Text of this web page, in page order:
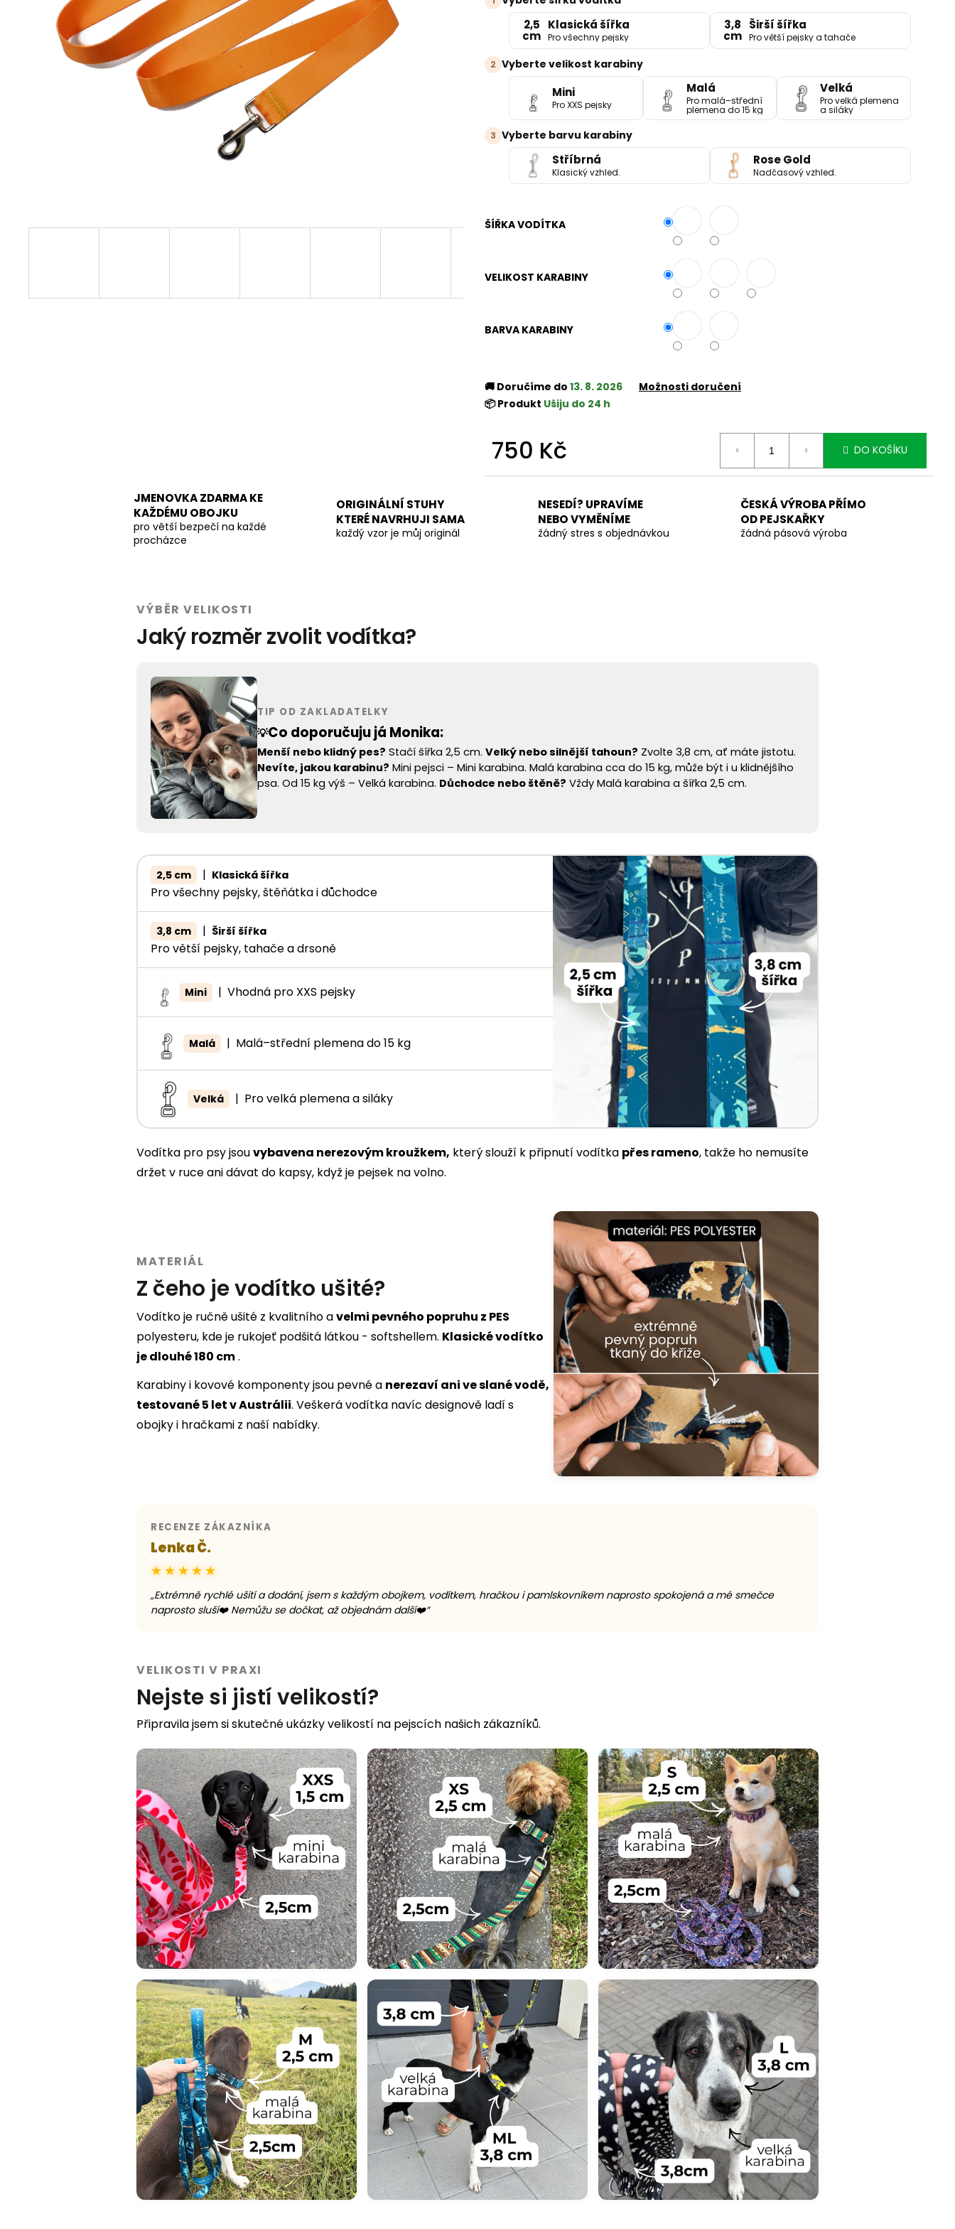
2,5
cm
Klasická šířka
Pro všechny pejsky
3,8
cm
Širší šířka
Pro větší pejsky a tahače
2 Vyberte velikost karabiny
Mini
Pro XXS pejsky
Malá
Pro malá–střední
plemena do 15 kg
Velká
Pro velká plemena
a siláky
3 Vyberte barvu karabiny
Stříbrná
Klasický vzhled.
Rose Gold
Nadčasový vzhled.
ŠÍŘKA VODÍTKA
VELIKOST KARABINY
BARVA KARABINY
🚚 Doručíme do 13. 8. 2026
Možnosti doručení
📦 Produkt Ušiju do 24 h
750 Kč
cena:
DO KOŠÍKU
JMENOVKA ZDARMA KE
KAŽDÉMU OBOJKU
pro větší bezpečí na každé
procházce
ORIGINÁLNÍ STUHY
KTERÉ NAVRHUJI SAMA
každý vzor je můj originál
NESEDÍ? UPRAVÍME
NEBO VYMĚNÍME
žádný stres s objednávkou
ČESKÁ VÝROBA PŘÍMO
OD PEJSKAŘKY
žádná pásová výroba
VÝBĚR VELIKOSTI
Jaký rozměr zvolit vodítka?
TIP OD ZAKLADATELKY
💡Co doporučuju já Monika:
Menší nebo klidný pes? Stačí šířka 2,5 cm. Velký nebo silnější tahoun? Zvolte 3,8 cm, ať máte jistotu.
Nevíte, jakou karabinu? Mini pejsci – Mini karabina. Malá karabina cca do 15 kg, může být i u klidnějšího
psa. Od 15 kg výš – Velká karabina. Důchodce nebo štěně? Vždy Malá karabina a šířka 2,5 cm.
2,5 cm | Klasická šířka
Pro všechny pejsky, štěňátka i důchodce
3,8 cm | Širší šířka
Pro větší pejsky, tahače a drsoně
Mini | Vhodná pro XXS pejsky
Malá | Malá–střední plemena do 15 kg
Velká | Pro velká plemena a siláky
Vodítka pro psy jsouvybavena nerezovým kroužkem, který slouží k připnutí vodítka přes rameno, takže ho nemusíte
držet v ruce ani dávat do kapsy, když je pejsek na volno.
MATERIÁL
Z čeho je vodítko ušité?
Vodítko je ručně ušité z kvalitního avelmi pevného popruhu z PES
polyesteru, kde je rukojeť podšitá látkou - softshellem. Klasické vodítko
je dlouhé 180 cm.
Karabiny i kovové komponenty jsou pevné a nerezaví ani ve slané vodě,
testované 5 let v Austrálii. Veškerá vodítka navíc designově ladí s
obojky i hračkami z naší nabídky.
RECENZE ZÁKAZNÍKA
Lenka Č.
★★★★★
„Extrémně rychlé ušití a dodání, jsem s každým obojkem, vodítkem, hračkou i pamlskovníkem naprosto spokojená a mé smečce
naprosto sluší❤️ Nemůžu se dočkat, až objednám další❤️“
VELIKOSTI V PRAXI
Nejste si jistí velikostí?
Připravila jsem si skutečné ukázky velikostí na pejscích našich zákazníků.